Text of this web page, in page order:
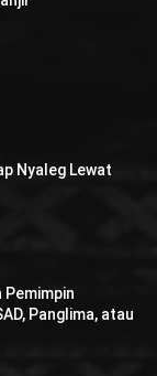
Nyaleg Lewat
Pemimpin
Panglima, atau